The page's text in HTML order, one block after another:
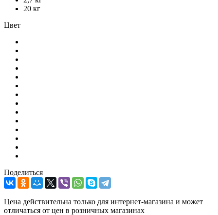
20 кг
Цвет
Поделиться
Цена действительна только для интернет-магазина и может
отличаться от цен в розничных магазинах